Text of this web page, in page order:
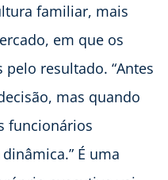
familiar, mais
em que os
resultado. “Antes
mas quando
funcionários
É uma